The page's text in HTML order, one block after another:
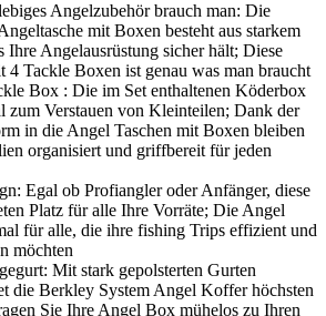
Angelzubehör brauch man: Die
mit Boxen besteht aus starkem
Angelausrüstung sicher hält; Diese
4 Tackle Boxen ist genau was man braucht
Box : Die im Set enthaltenen Köderbox
zum Verstauen von Kleinteilen; Dank der
in die Angel Taschen mit Boxen bleiben
organisiert und griffbereit für jeden
Egal ob Profiangler oder Anfänger, diese
Platz für alle Ihre Vorräte; Die Angel
für alle, die ihre fishing Trips effizient und
möchten
Mit stark gepolsterten Gurten
die Berkley System Angel Koffer höchsten
Sie Ihre Angel Box mühelos zu Ihren